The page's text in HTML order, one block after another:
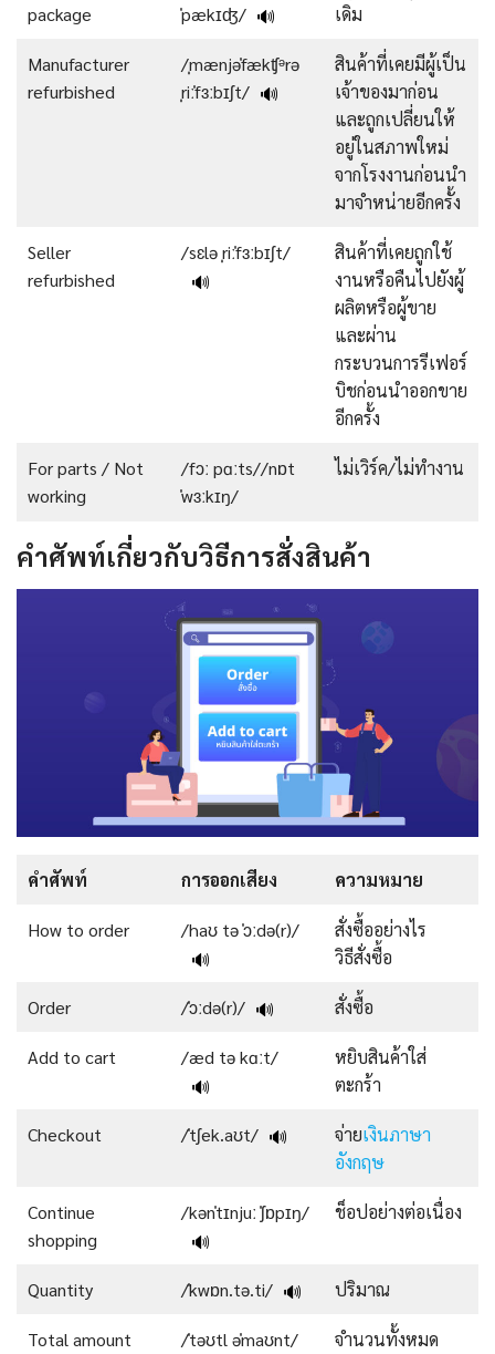
package
ˈpækɪʤ/ 🔊
เดิม
Manufacturer
refurbished
/ˌmænjəˈfækʧᵊrə
ˌriːˈfɜːbɪʃt/ 🔊
สินค้าที่เคยมีผู้เป็น
เจ้าของมาก่อน
และถูกเปลี่ยนให้
อยู่ในสภาพใหม่
จากโรงงานก่อนนำ
มาจำหน่ายอีกครั้ง
Seller
refurbished
/sɛlə ˌriːˈfɜːbɪʃt/
🔊
สินค้าที่เคยถูกใช้
งานหรือคืนไปยังผู้
ผลิตหรือผู้ขาย
และผ่าน
กระบวนการรีเฟอร์
บิชก่อนนำออกขาย
อีกครั้ง
For parts / Not
working
/fɔː pɑːts//nɒt
ˈwɜːkɪŋ/
ไม่เวิร์ค/ไม่ทำงาน
คำศัพท์เกี่ยวกับวิธีการสั่งสินค้า
คำศัพท์ การออกเสียง ความหมาย
How to order
/haʊ tə ˈɔːdə(r)/
🔊
สั่งซื้ออย่างไร
วิธีสั่งซื้อ
Order /ˈɔːdə(r)/ 🔊 สั่งซื้อ
Add to cart
/æd tə kɑːt/
🔊
หยิบสินค้าใส่
ตะกร้า
Checkout /ˈtʃek.aʊt/ 🔊 จ่ายเงินภาษา
อังกฤษ
Continue
shopping
/kənˈtɪnjuː ˈʃɒpɪŋ/
🔊
ช็อปอย่างต่อเนื่อง
Quantity /ˈkwɒn.tə.ti/ 🔊 ปริมาณ
Total amount
/ˈtəʊtl əˈmaʊnt/
จำนวนทั้งหมด